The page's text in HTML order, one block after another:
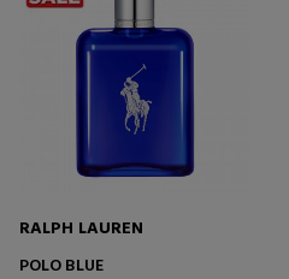
RALPH LAUREN
POLO BLUE